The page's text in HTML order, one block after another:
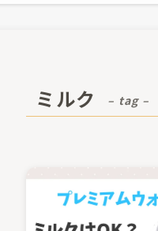
ミルク – tag –